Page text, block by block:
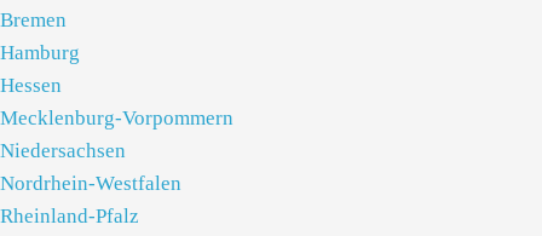
Bremen
Hamburg
Hessen
Mecklenburg-Vorpommern
Niedersachsen
Nordrhein-Westfalen
Rheinland-Pfalz